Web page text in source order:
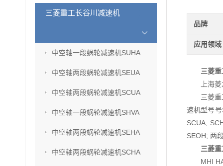
三菱重工长谷川减速机
中空轴一段蜗轮减速机SUHA
中空轴两段蜗轮减速机SEUA
中空轴两段蜗轮减速机SCUA
中空轴一段蜗轮减速机SHVA
中空轴两段蜗轮减速机SEHA
中空轴两段蜗轮减速机SCHA
品牌
应用领域
三菱
上海
三菱
速机型号
SCUA,
SEOH; 两
三菱
MHI